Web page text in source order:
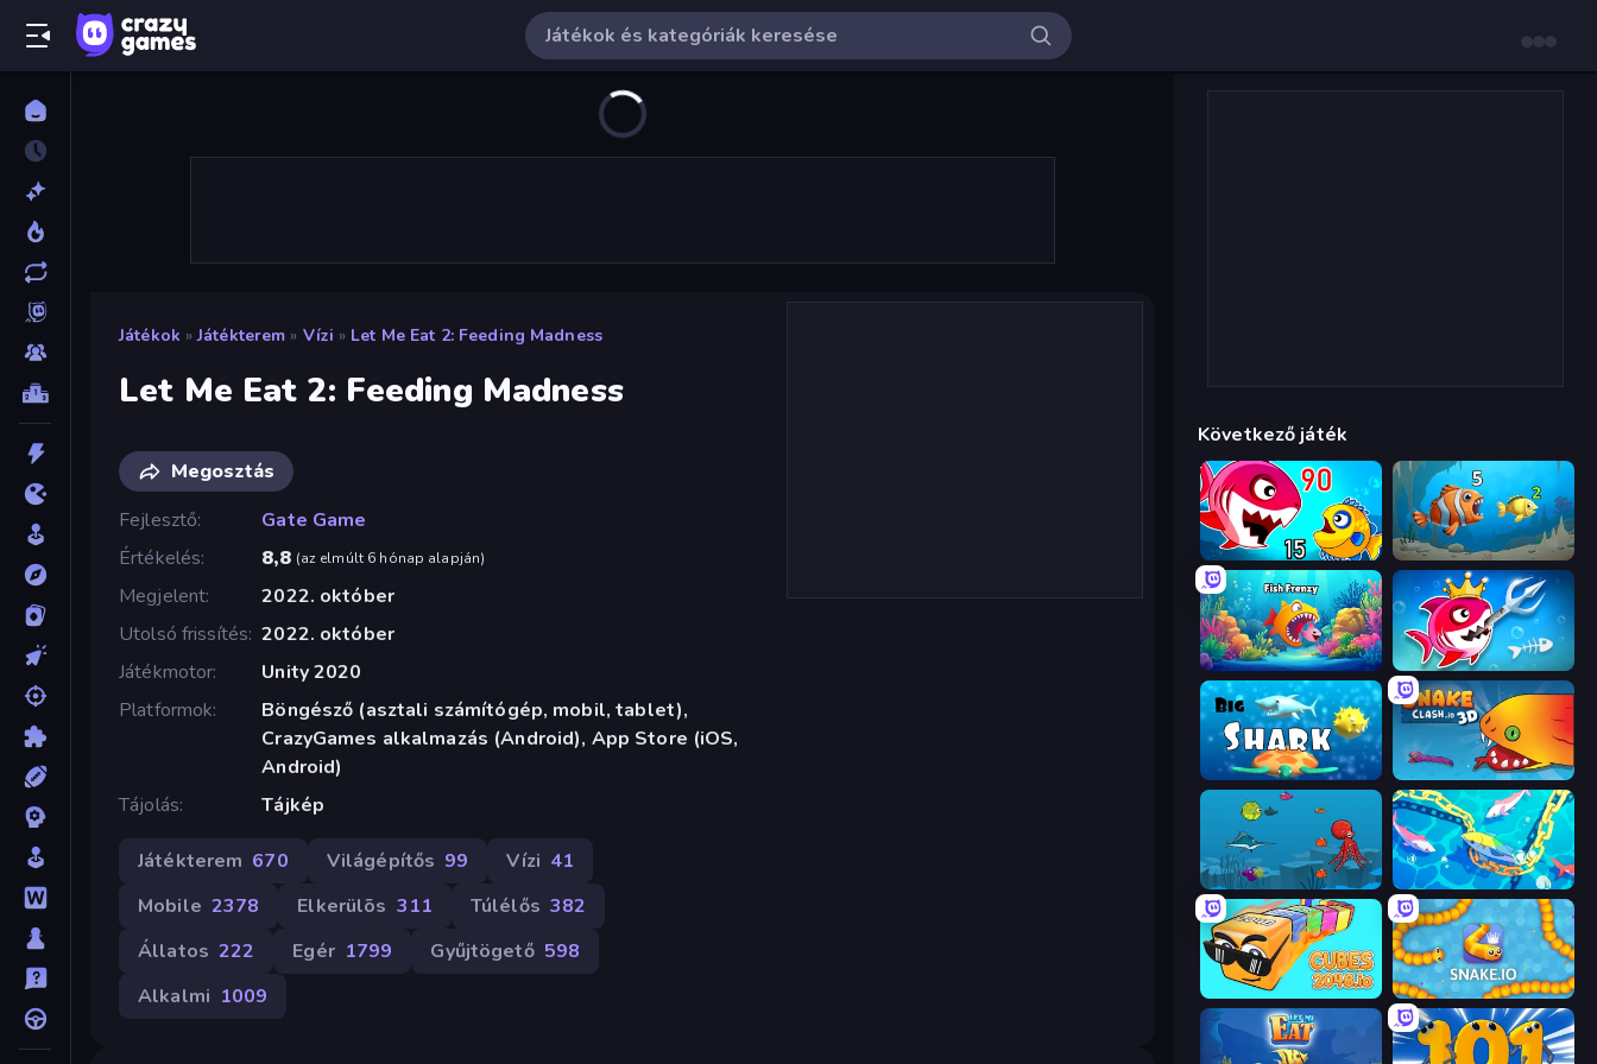
Játékok » Játékterem » Vízi » Let Me Eat 2: Feeding Madness
Let Me Eat 2: Feeding Madness
Megosztás
Fejlesztő
Gate Game
Értékelés
8,8 (az elmúlt 6 hónap alapján)
Megjelent
2022. október
Utolsó frissítés 2022. október
Játékmotor
Unity 2020
Platformok
Böngésző (asztali számítógép, mobil, tablet),
CrazyGames alkalmazás (Android), App Store (iOS,
Android)
Tájolás
Tájkép
Játékterem 670 Világépítős 99 Vízi 41
Mobile 2378 Elkerülõs 311 Túlélős 382
Állatos 222 Egér 1799 Gyűjtögető 598
Alkalmi 1009
Következő játék
Fish Eat Getting Big Hungry Ocean: Eat, Feed and Grow Fish
Fish Frenzy Fish Stab Getting Big
Big Shark Snake Clash.io
Fish Eat Fishes Deep Sea Duel
Cubes 2048.io Snake.io